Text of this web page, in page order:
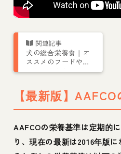
犬の総合栄養食｜オ
ススメのフードや手
作りの注意点、食べ
養管理士が解説
【最新版】
AAFCOの栄養基準は定期的
り、現在の最新は2016年版